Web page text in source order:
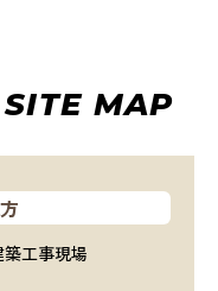
SITE MAP
築工事現場